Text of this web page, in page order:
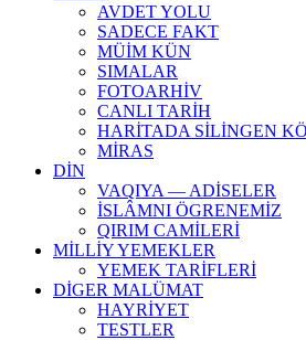
AVDET YOLU
SADECE FAKT
MÜİM KÜN
SIMАLAR
FOTOARHİV
CANLI TARİH
HARİTADA SİLİNGEN
MİRAS
DİN
VAQIYA — ADİSELER
İSLÂMNI ÖGRENEMİZ
QIRIM CAMİLERİ
MİLLİY YEMEKLER
YEMEK TARİFLERİ
DİGER MALÜMAT
HAYRİYET
TESTLER